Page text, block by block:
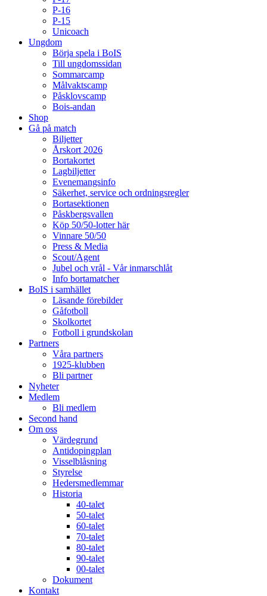
P-16
P-15
Unicoach
Ungdom
Börja spela i BoIS
Till ungdomssidan
Sommarcamp
Målvaktscamp
Påsklovscamp
Bois-andan
Shop
Gå på match
Biljetter
Årskort 2026
Bortakortet
Lagbiljetter
Evenemangsinfo
Säkerhet, service och ordningsregler
Bortasektionen
Påskbergsvallen
Köp 50/50-lotter här
Vinnare 50/50
Press & Media
Scout/Agent
Jubel och vrål - Vår inmarschlåt
Info bortamatcher
BoIS i samhället
Läsande förebilder
Gåfotboll
Skolkortet
Fotboll i grundskolan
Partners
Våra partners
1925-klubben
Bli partner
Nyheter
Medlem
Bli medlem
Second hand
Om oss
Värdegrund
Antidopingplan
Visselblåsning
Styrelse
Hedersmedlemmar
Historia
40-talet
50-talet
60-talet
70-talet
80-talet
90-talet
00-talet
Dokument
Kontakt